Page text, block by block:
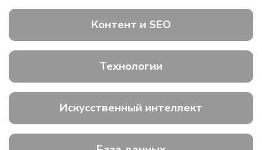
Контент и SEO
Технологии
Искусственный интеллект